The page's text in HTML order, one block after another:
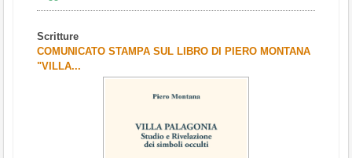
Scritture
COMUNICATO STAMPA SUL LIBRO DI PIERO MONTANA
"VILLA...